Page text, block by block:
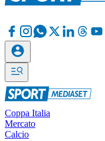
Coppa Italia
Mercato
Calcio